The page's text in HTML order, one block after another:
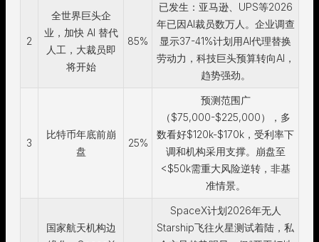
2
全世界巨头企
业，加快 AI 替代
人工，大裁员即
将开始
85%
已发生：亚马逊、UPS等2026
年已因AI裁员数万人。企业调查
显示37-41%计划用AI代理替换
劳动力，科技巨头预算转向AI，
趋势强劲。
3
比特币年底前崩
盘
25%
预测范围广
（$75,000-$225,000），多
数看好$120k-$170k，受利率下
调和机构采用支撑。崩盘至
<$50k需重大风险逆转，非基
准情景。
国家航天机构边
SpaceX计划2026年无人
Starship飞往火星测试着陆，私